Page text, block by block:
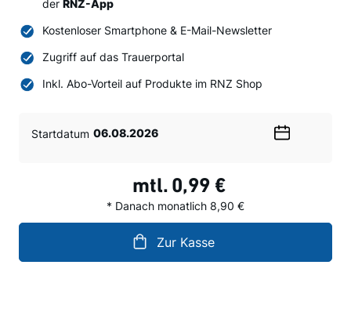
der RNZ-App
Kostenloser Smartphone & E-Mail-Newsletter
Zugriff auf das Trauerportal
Inkl. Abo-Vorteil auf Produkte im RNZ Shop
Startdatum
mtl. 0,99 €
* Danach monatlich 8,90 €
Zur Kasse